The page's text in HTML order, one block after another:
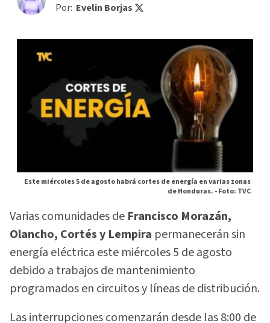
Por: Evelin Borjas
Este miércoles 5 de agosto habrá cortes de energía en varias zonas
de Honduras. -Foto: TVC
Varias comunidades de Francisco Morazán,
Olancho, Cortés y Lempira permanecerán sin
energía eléctrica este miércoles 5 de agosto
debido a trabajos de mantenimiento
programados en circuitos y líneas de distribución.
Las interrupciones comenzarán desde las 8:00 de